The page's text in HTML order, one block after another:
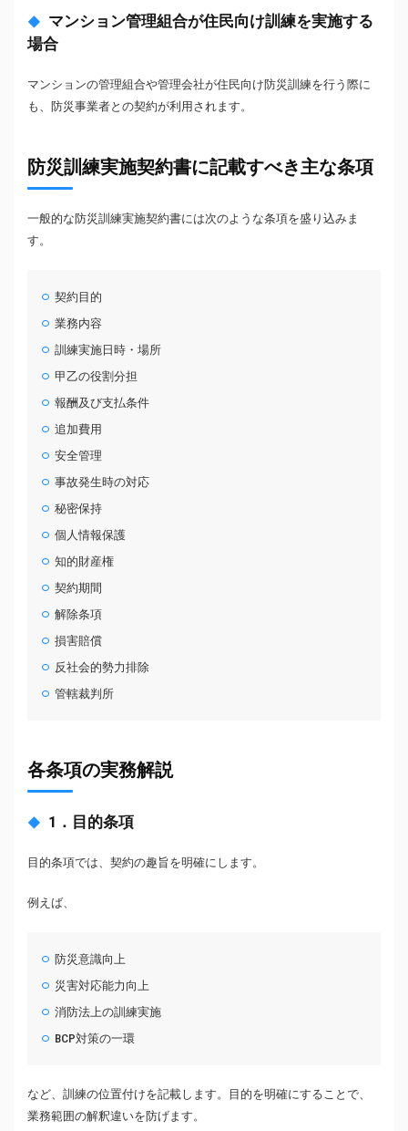
マンション管理組合が住民向け訓練を実施する
場合
マンションの管理組合や管理会社が住民向け防災訓練を行う際に
も、防災事業者との契約が利用されます。
防災訓練実施契約書に記載すべき主な条項
一般的な防災訓練実施契約書には次のような条項を盛り込みま
す。
契約目的
業務内容
訓練実施日時・場所
甲乙の役割分担
報酬及び支払条件
追加費用
安全管理
事故発生時の対応
秘密保持
個人情報保護
知的財産権
契約期間
解除条項
損害賠償
反社会的勢力排除
管轄裁判所
各条項の実務解説
1．目的条項
目的条項では、契約の趣旨を明確にします。
例えば、
防災意識向上
災害対応能力向上
消防法上の訓練実施
BCP対策の一環
など、訓練の位置付けを記載します。目的を明確にすることで、
業務範囲の解釈違いを防げます。